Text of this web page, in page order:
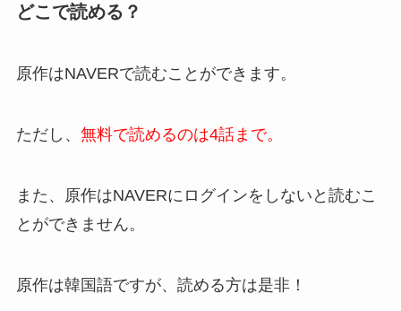
どこで読める？
原作はNAVERで読むことができます。
ただし、 無料で読めるのは4話まで。
また、原作はNAVERにログインをしないと読むこ
とができません。
原作は韓国語ですが、読める方は是非！